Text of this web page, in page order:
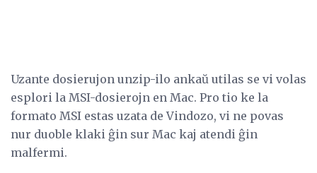
Uzante dosierujon unzip-ilo ankaŭ utilas se vi volas
esplori la MSI-dosierojn en Mac. Pro tio ke la
formato MSI estas uzata de Vindozo, vi ne povas
nur duoble klaki ĝin sur Mac kaj atendi ĝin
malfermi.